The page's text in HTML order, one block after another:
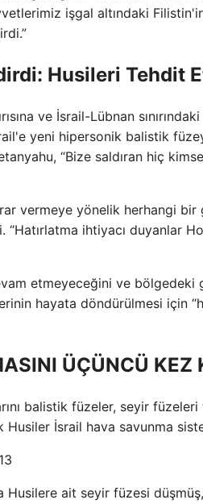
işgal altındaki
Husileri Tehdit
ve İsrail-Lübnan
yeni hipersonik balistik
“Bize saldıran hiç
vermeye yönelik herhangi
ihtiyacı duyanlar
etmeyeceğini ve
hayata döndürülmesi için
ÜÇÜNCÜ KEZ
balistik füzeler, seyir füzeleri
Husiler İsrail hava savunma
Husilere ait seyir füzesi